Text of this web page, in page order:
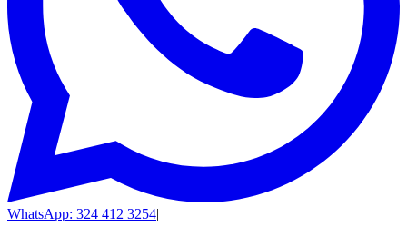
WhatsApp: 324 412 3254|